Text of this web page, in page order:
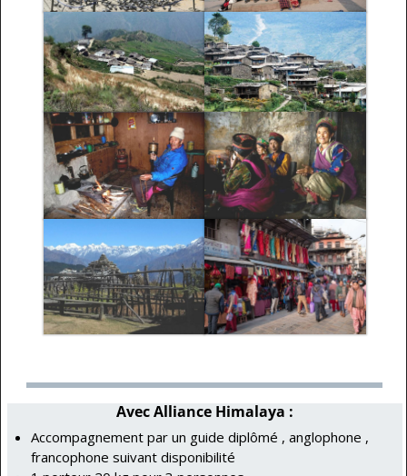
Avec Alliance Himalaya :
Accompagnement par un guide diplômé , anglophone ,
francophone suivant disponibilité